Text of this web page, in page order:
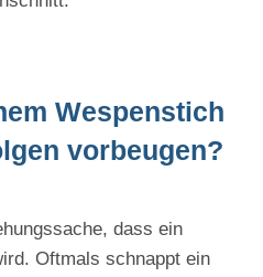
Wespenstich
vorbeugen?
dass ein
Oftmals schnappt ein